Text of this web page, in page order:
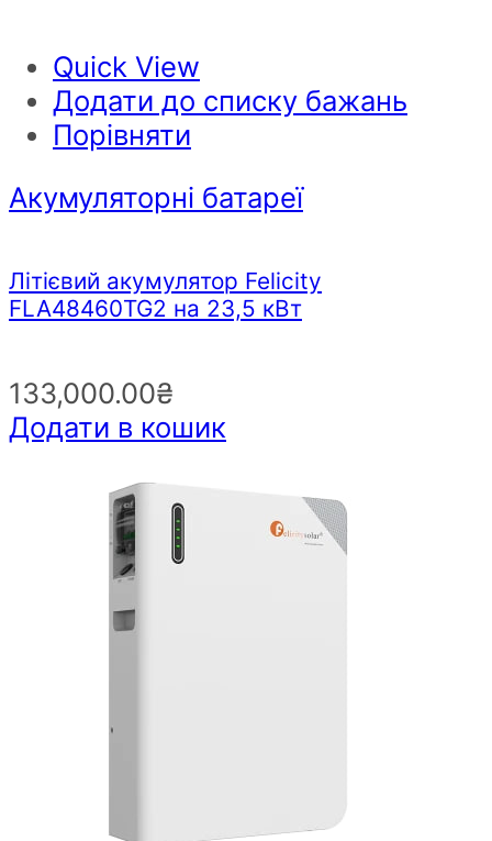
Quick View
Додати до списку бажань
Порівняти
Акумуляторні батареї
Літієвий акумулятор Felicity
FLA48460TG2 на 23,5 кВт
133,000.00₴
Додати в кошик